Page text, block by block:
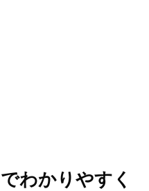
わかりやすく